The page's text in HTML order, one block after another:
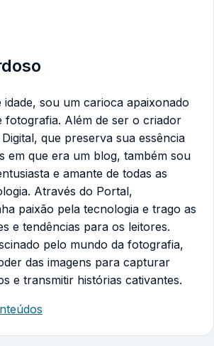
idade, sou um carioca apaixonado
fotografia. Além de ser o criador
que preserva sua essência
em que era um blog, também sou
e amante de todas as
Através do Portal,
paixão pela tecnologia e trago as
e tendências para os leitores.
pelo mundo da fotografia,
das imagens para capturar
e transmitir histórias cativantes.